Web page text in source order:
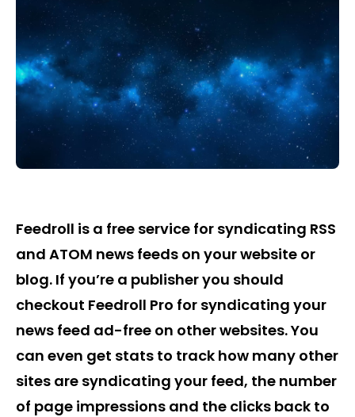
Feedroll is a free service for syndicating RSS
and ATOM news feeds on your website or
blog. If you’re a publisher you should
checkout Feedroll Pro for syndicating your
news feed ad-free on other websites. You
can even get stats to track how many other
sites are syndicating your feed, the number
of page impressions and the clicks back to